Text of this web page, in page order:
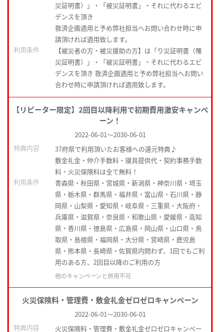
災証明書）」・「被災証明書」・それに代わるエビ
デンスを頂き
救済企画適用と予め弊社担当へお問い合わせ時に申
請頂ければ適用致します。
利用条件
【被災者の方・被災援助の方】は「り災証明書（罹
災証明書）」・「被災証明書」・それに代わるエビ
デンスを頂き 救済企画適用と予め弊社担当へお問い
合わせ時に申請頂ければ適用致します。
【リピーター限定】2回目以降利用で初期費用激安キャンペ
ーン！
2022-06-01～2030-06-01
特典内容
37府県で利用頂いたお客様への還元特典♪
敷金礼金・仲介手数料・寝具提供代・契約事務手数
料・火災保険料は全て無料！
利用条件
青森県・秋田県・宮城県・新潟県・神奈川県・埼玉
県・栃木県・群馬県・福井県・富山県・石川県・静
岡県・山梨県・愛知県・岐阜県・三重県・大阪府・
兵庫県・滋賀県・奈良県・和歌山県・愛媛県・高知
県・香川県・徳島県・広島県・岡山県・山口県・鳥
取県・島根県・福岡県・大分県・宮崎県・鹿児島
県・熊本県・長崎県・佐賀県内問わず、1回でもご利
用のある方、2回目以降のご利用の方
他のキャンペーンと併用不可
火災保険料・管理費・敷金礼金ゼロゼロキャンペーン
2022-06-01～2030-06-01
特典内容
火災保険料・管理費・敷金礼金ゼロゼロキャンペー